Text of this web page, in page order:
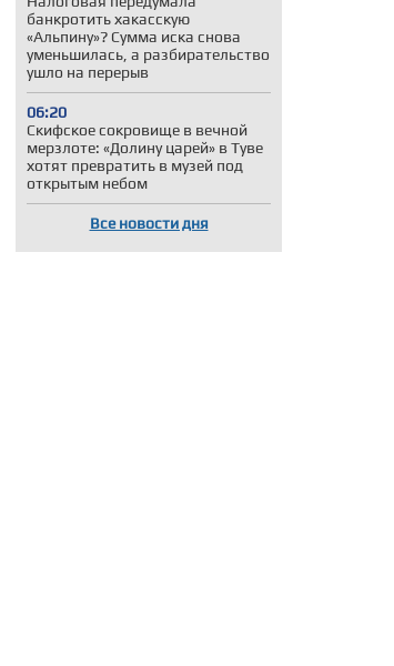
банкротить хакасскую
«Альпину»? Сумма иска снова
уменьшилась, а разбирательство
ушло на перерыв
06:20
Скифское сокровище в вечной
мерзлоте: «Долину царей» в Туве
хотят превратить в музей под
открытым небом
Все новости дня